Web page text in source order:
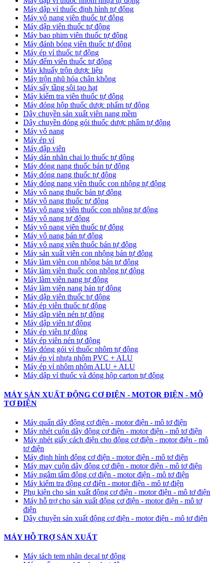
Máy dập vỉ thuốc định hình tự động
Máy vô nang viên thuốc tự động
Máy dập viên thuốc tự động
Máy bao phim viên thuốc tự động
Máy đánh bóng viên thuốc tự động
Máy ép vỉ thuốc tự động
Máy đếm viên thuốc tự động
Máy khuấy trộn dược liệu
Máy trộn nhũ hóa chân không
Máy sấy tầng sôi tạo hạt
Máy kiểm tra viên thuốc tự động
Máy đóng hộp thuốc dược phẩm tự động
Dây chuyền sản xuất viên nang mềm
Dây chuyền đóng gói thuốc dược phẩm tự động
Máy vô nang
Máy ép vỉ
Máy dập viên
Máy dán nhãn chai lọ thuốc tự động
Máy đóng nang thuốc bán tự động
Máy đóng nang thuốc tự động
Máy đóng nang viên thuốc con nhộng tự động
Máy vô nang thuốc bán tự động
Máy vô nang thuốc tự động
Máy vô nang viên thuốc con nhộng tự động
Máy vô nang tự động
Máy vô nang viên thuốc tự động
Máy vô nang bán tự động
Máy vô nang viên thuốc bán tự động
Máy sản xuất viên con nhộng bán tự động
Máy làm viên con nhộng bán tự động
Máy làm viên thuốc con nhộng tự động
Máy làm viên nang tự động
Máy làm viên nang bán tự động
Máy dập viên thuốc tự động
​Máy ép viên thuốc tự động
​Máy dập viên nén tự động
​Máy dập viên tự động
Máy ép viên tự động
​Máy ép viên nén tự động
Máy đóng gói vỉ thuốc nhôm tự động
​Máy ép vỉ nhựa nhôm PVC + ALU
​Máy ép vỉ nhôm nhôm ALU + ALU
Máy dập vỉ thuốc và đóng hộp carton tự động
MÁY SẢN XUẤT ĐỘNG CƠ ĐIỆN - MOTOR ĐIỆN - MÔ
TƠ ĐIỆN
Máy quấn dây động cơ điện - motor điện - mô tơ điện
Máy nhét cuộn dây động cơ điện - motor điện - mô tơ điện
Máy nhét giấy cách điện cho động cơ điện - motor điện - mô
tơ điện
Máy định hình động cơ điện - motor điện - mô tơ điện
Máy may cuộn dây động cơ điện - motor điện - mô tơ điện
Máy ngâm tẩm động cơ điện - motor điện - mô tơ điện
Máy kiểm tra động cơ điện - motor điện - mô tơ điện
Phụ kiện cho sản xuất động cơ điện - motor điện - mô tơ điện
Máy hỗ trợ cho sản xuất động cơ điện - motor điện - mô tơ
điện
Dây chuyền sản xuất động cơ điện - motor điện - mô tơ điện
MÁY HỖ TRỢ SẢN XUẤT
Máy tách tem nhãn decal tự động